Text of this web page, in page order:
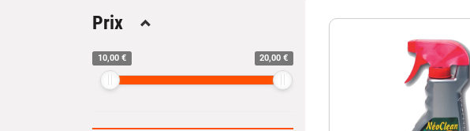
Prix Replier
10,00 € 20,00 €